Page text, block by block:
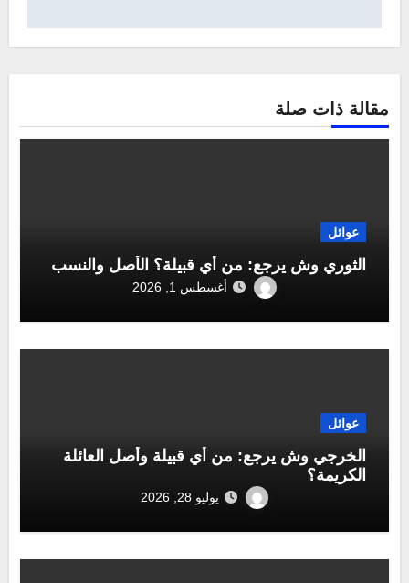
مقالة ذات صلة
عوائل
الثوري وش يرجع: من أي قبيلة؟ الأصل والنسب
أغسطس 1, 2026
عوائل
الخرجي وش يرجع: من أي قبيلة وأصل العائلة
الكريمة؟
يوليو 28, 2026